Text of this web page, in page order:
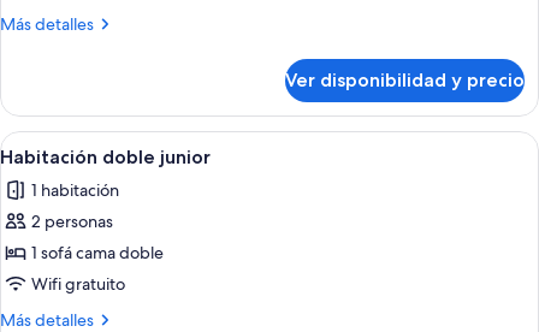
Más detalles
Más
doble
junior
Ver disponibilidad y precio
Ver
todas
las
fotos
de
Habitación
doble
Habitación de hotel con una cama
2
Habitación doble junior
1 habitación
2 personas
1 sofá cama doble
Wifi gratuito
Más detalles
Más